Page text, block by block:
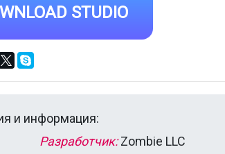
STUDIO
и информация:
Разработчик:Zombie LLC